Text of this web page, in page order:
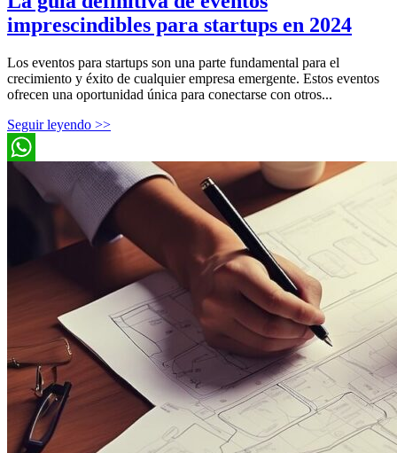
imprescindibles para startups en 2024
Los eventos para startups son una parte fundamental para el
crecimiento y éxito de cualquier empresa emergente. Estos eventos
ofrecen una oportunidad única para conectarse con otros...
Seguir leyendo >>
WhatsApp